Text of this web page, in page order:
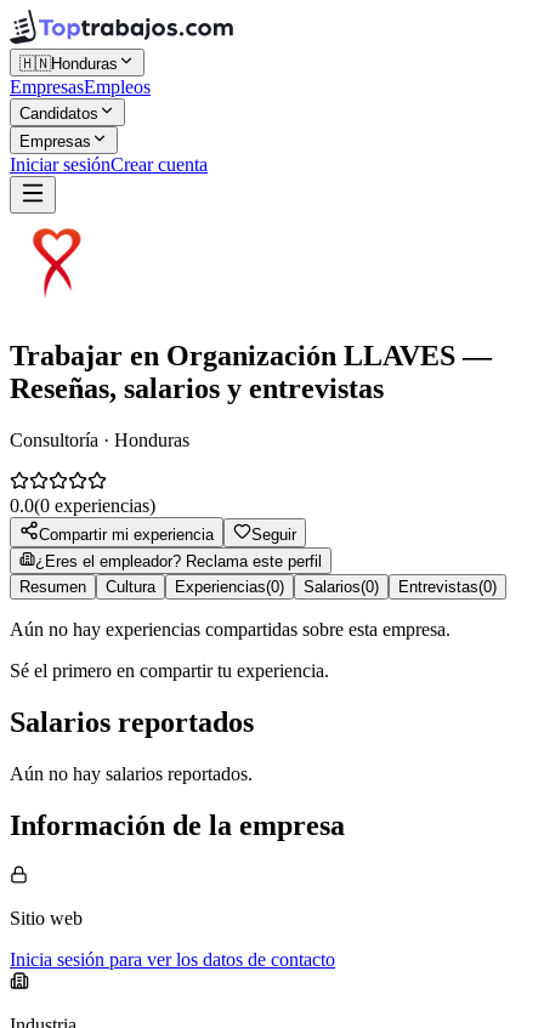
🇭🇳Honduras
EmpresasEmpleos
Candidatos
Empresas
Iniciar sesiónCrear cuenta
Trabajar en Organización LLAVES—
Reseñas, salarios y entrevistas
Consultoría · Honduras
0.0(0 experiencias)
Compartir mi experiencia
Seguir
¿Eres el empleador? Reclama este perfil
Resumen
Cultura Experiencias(0) Salarios(0) Entrevistas(0)
Aún no hay experiencias compartidas sobre esta empresa.
Sé el primero en compartir tu experiencia.
Salarios reportados
Aún no hay salarios reportados.
Información de la empresa
Sitio web
Inicia sesión para ver los datos de contacto